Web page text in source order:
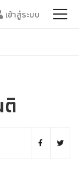
เข้าสู่ระบบ
ติ